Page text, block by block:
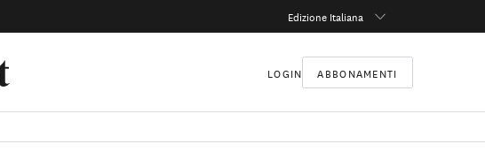
Edizione Italiana
LOGIN ABBONAMENTI